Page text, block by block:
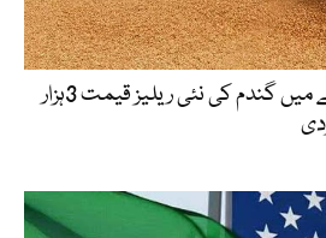
پنجاب حکومت نے صوبے میں گندم کی نئی ریلیز قیمت 3ہزار